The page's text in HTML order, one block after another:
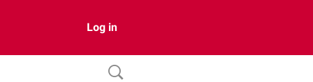
Log in